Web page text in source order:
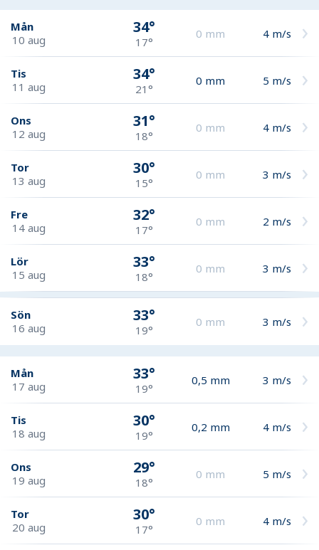
Mån
10 aug
34°
17°
0 mm 4 m/s
Tis
11 aug
34°
21°
0 mm 5 m/s
Ons
12 aug
31°
18°
0 mm 4 m/s
Tor
13 aug
30°
15°
0 mm 3 m/s
Fre
14 aug
32°
17°
0 mm 2 m/s
Lör
15 aug
33°
18°
0 mm 3 m/s
Sön
16 aug
33°
19°
0 mm 3 m/s
Mån
17 aug
33°
19°
0,5 mm 3 m/s
Tis
18 aug
30°
19°
0,2 mm 4 m/s
Ons
19 aug
29°
18°
0 mm 5 m/s
Tor
20 aug
30°
17°
0 mm 4 m/s